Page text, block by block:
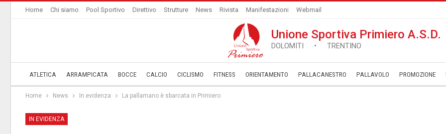
Home Chi siamo Pool Sportivo Direttivo Strutture News Rivista Manifestazioni Webmail
Unione Sportiva Primiero A.S.D.
DOLOMITI • TRENTINO
ATLETICA ARRAMPICATA BOCCE CALCIO CICLISMO FITNESS ORIENTAMENTO PALLACANESTRO PALLAVOLO ­PROMOZIONE
Home News In evidenza La pallamano è sbarcata in Primiero
IN EVIDENZA